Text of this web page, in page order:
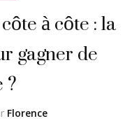
à côte : la
gagner de
Florence